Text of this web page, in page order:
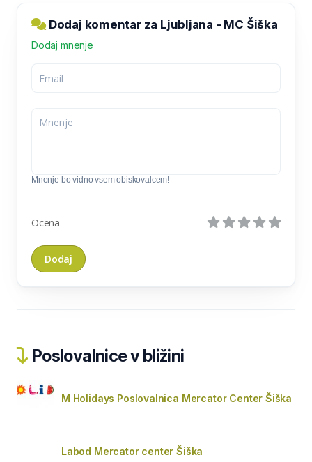
Dodaj komentar za Ljubljana - MC Šiška
Dodaj mnenje
Mnenje bo vidno vsem obiskovalcem!
Ocena
Poslovalnice v bližini
M Holidays Poslovalnica Mercator Center Šiška
Labod Mercator center Šiška